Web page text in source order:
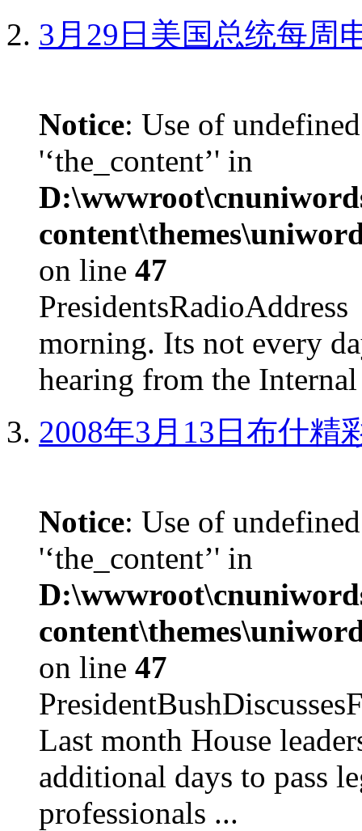
3月29日美国总统每周
Notice: Use of
'‘the_content’' in
on line 47
morning. Its not every
hearing from the
2008年3月13日布什精
Notice: Use of
'‘the_content’' in
on line 47
Last month House
additional days to pass
professionals ...